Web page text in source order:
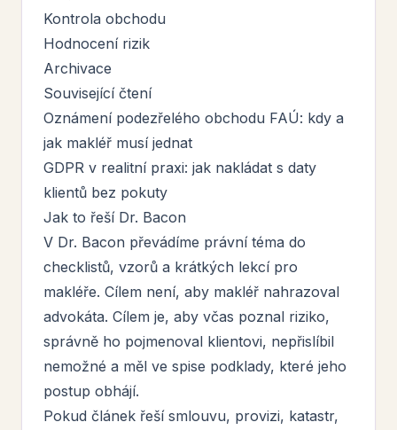
Kontrola obchodu
Hodnocení rizik
Archivace
Související čtení
Oznámení podezřelého obchodu FAÚ: kdy a
jak makléř musí jednat
GDPR v realitní praxi: jak nakládat s daty
klientů bez pokuty
Jak to řeší Dr. Bacon
V Dr. Bacon převádíme právní téma do
checklistů, vzorů a krátkých lekcí pro
makléře. Cílem není, aby makléř nahrazoval
advokáta. Cílem je, aby včas poznal riziko,
správně ho pojmenoval klientovi, nepřislíbil
nemožné a měl ve spise podklady, které jeho
postup obhájí.
Pokud článek řeší smlouvu, provizi, katastr,